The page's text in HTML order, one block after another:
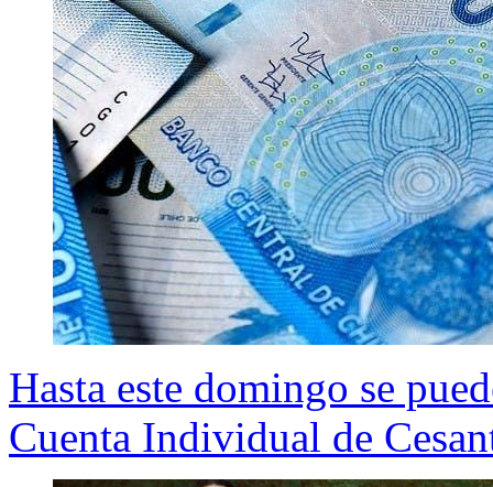
Hasta este domingo se
Cuenta Individual de